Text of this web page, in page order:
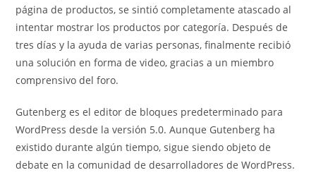
página de productos, se sintió completamente atascado al
intentar mostrar los productos por categoría. Después de
tres días y la ayuda de varias personas, finalmente recibió
una solución en forma de video, gracias a un miembro
comprensivo del foro.
Gutenberg es el editor de bloques predeterminado para
WordPress desde la versión 5.0. Aunque Gutenberg ha
existido durante algún tiempo, sigue siendo objeto de
debate en la comunidad de desarrolladores de WordPress.